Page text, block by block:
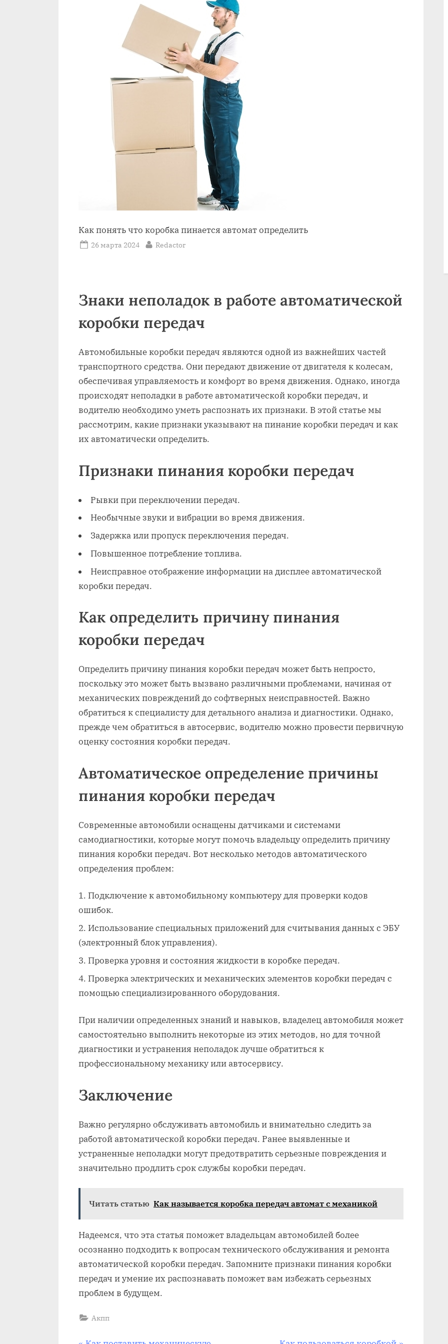
Как понять что коробка пинается автомат определить
Posted
26 марта 2024 By
Redactor
Знаки неполадок в работе автоматической
коробки передач
Автомобильные коробки передач являются одной из важнейших частей
транспортного средства. Они передают движение от двигателя к колесам,
обеспечивая управляемость и комфорт во время движения. Однако, иногда
происходят неполадки в работе автоматической коробки передач, и
водителю необходимо уметь распознать их признаки. В этой статье мы
рассмотрим, какие признаки указывают на пинание коробки передач и как
их автоматически определить.
Признаки пинания коробки передач
Рывки при переключении передач.
Необычные звуки и вибрации во время движения.
Задержка или пропуск переключения передач.
Повышенное потребление топлива.
Неисправное отображение информации на дисплее автоматической
коробки передач.
Как определить причину пинания
коробки передач
Определить причину пинания коробки передач может быть непросто,
поскольку это может быть вызвано различными проблемами, начиная от
механических повреждений до софтверных неисправностей. Важно
обратиться к специалисту для детального анализа и диагностики. Однако,
прежде чем обратиться в автосервис, водителю можно провести первичную
оценку состояния коробки передач.
Автоматическое определение причины
пинания коробки передач
Современные автомобили оснащены датчиками и системами
самодиагностики, которые могут помочь владельцу определить причину
пинания коробки передач. Вот несколько методов автоматического
определения проблем:
Подключение к автомобильному компьютеру для проверки кодов
ошибок.
Использование специальных приложений для считывания данных с ЭБУ
(электронный блок управления).
Проверка уровня и состояния жидкости в коробке передач.
Проверка электрических и механических элементов коробки передач с
помощью специализированного оборудования.
При наличии определенных знаний и навыков, владелец автомобиля может
самостоятельно выполнить некоторые из этих методов, но для точной
диагностики и устранения неполадок лучше обратиться к
профессиональному механику или автосервису.
Заключение
Важно регулярно обслуживать автомобиль и внимательно следить за
работой автоматической коробки передач. Ранее выявленные и
устраненные неполадки могут предотвратить серьезные повреждения и
значительно продлить срок службы коробки передач.
Читать статью Как называется коробка передач автомат с механикой
Надеемся, что эта статья поможет владельцам автомобилей более
осознанно подходить к вопросам технического обслуживания и ремонта
автоматической коробки передач. Запомните признаки пинания коробки
передач и умение их распознавать поможет вам избежать серьезных
проблем в будущем.
Акпп